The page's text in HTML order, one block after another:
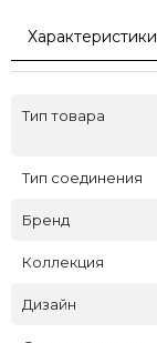
Характеристики
Тип товара
Тип соединения
Бренд
Коллекция
Дизайн